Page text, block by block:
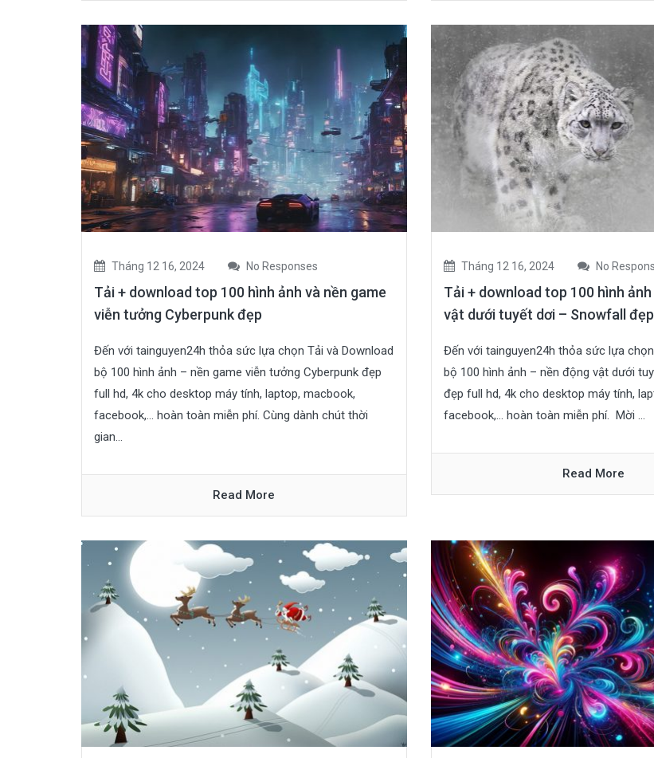
Tháng 12 16, 2024 No Responses
Tải + download top 100 hình ảnh và nền game
viễn tưởng Cyberpunk đẹp
Đến với tainguyen24h thỏa sức lựa chọn Tải và Download
bộ 100 hình ảnh – nền game viễn tưởng Cyberpunk đẹp
full hd, 4k cho desktop máy tính, laptop, macbook,
facebook,… hoàn toàn miễn phí. Cùng dành chút thời
gian...
Read More
Tháng 12 16, 2024 No
Tải + download top 100 hình
vật dưới tuyết dơi – Snowfall đẹp
Đến với tainguyen24h thỏa sức lựa
bộ 100 hình ảnh – nền động vật dưới
đẹp full hd, 4k cho desktop máy tính,
facebook,… hoàn toàn miễn phí. Mời ...
Read More